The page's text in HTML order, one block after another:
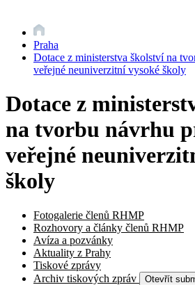
Praha
Dotace z ministerstva školství na
veřejné neuniverzitní vysoké školy
Dotace z
na tvorbu návrhu
veřejné
školy
Fotogalerie členů RHMP
Rozhovory a články členů RHMP
Avíza a pozvánky
Aktuality z Prahy
Tiskové zprávy
Archiv tiskových zpráv
Otevřít